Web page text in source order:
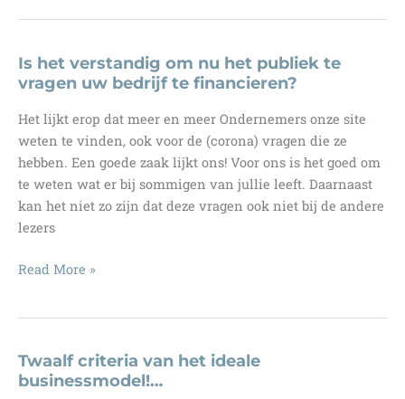
noodmaatregel
met
diepere
betekenis!
Is het verstandig om nu het publiek te
vragen uw bedrijf te financieren?
Het lijkt erop dat meer en meer Ondernemers onze site
weten te vinden, ook voor de (corona) vragen die ze
hebben. Een goede zaak lijkt ons! Voor ons is het goed om
te weten wat er bij sommigen van jullie leeft. Daarnaast
kan het niet zo zijn dat deze vragen ook niet bij de andere
lezers
Is
nu
het
Read More »
Twaalf criteria van het ideale
businessmodel!…